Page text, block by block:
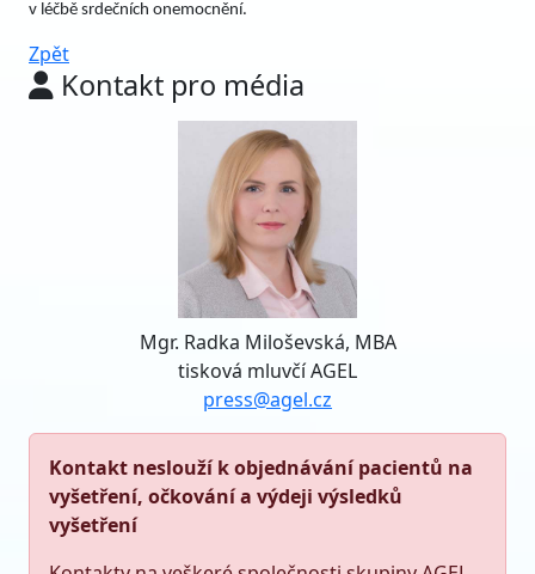
v léčbě srdečních onemocnění.
Zpět
Kontakt pro média
Mgr. Radka Miloševská, MBA
tisková mluvčí AGEL
press@agel.cz
Kontakt neslouží k objednávání pacientů na
vyšetření, očkování a výdeji výsledků
vyšetření